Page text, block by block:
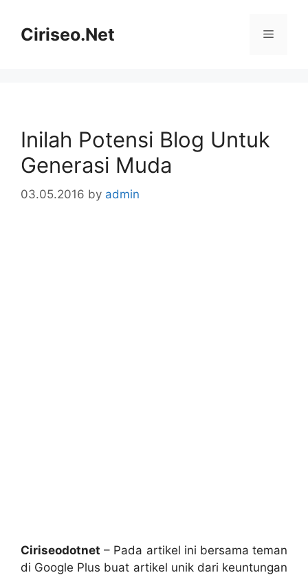
contentCiriseo.Net Menu
Inilah Potensi Blog Untuk
Generasi Muda
03.05.2016 by admin
Ciriseodotnet – Pada artikel ini bersama teman
di Google Plus buat artikel unik dari keuntungan